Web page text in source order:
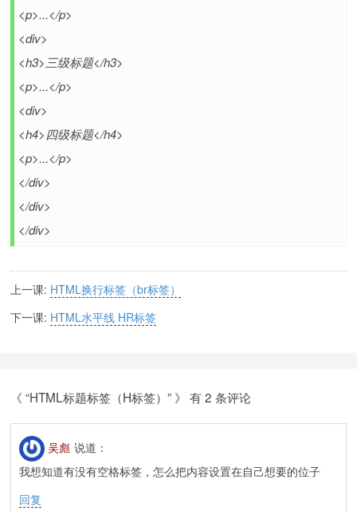
<p>...</p>
<div>
<h3>三级标题</h3>
<p>...</p>
<div>
<h4>四级标题</h4>
<p>...</p>
</div>
</div>
</div>
上一课: HTML换行标签（br标签）
下一课: HTML水平线 HR标签
《 “HTML标题标签（H标签）” 》 有 2 条评论
吴彪 说道：
我想知道有没有空格标签，怎么把内容设置在自己想要的位子
回复